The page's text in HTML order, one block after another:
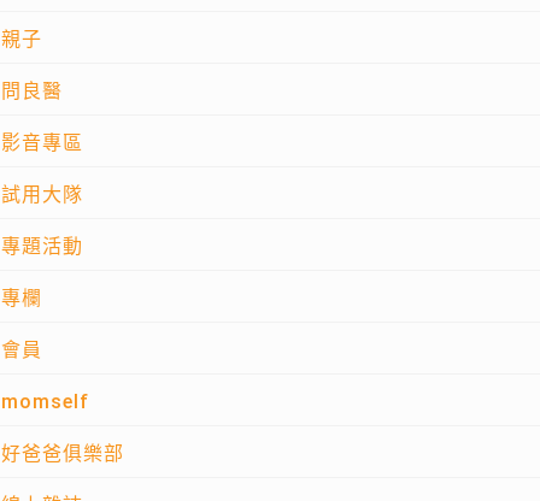
親子
問良醫
影音專區
試用大隊
專題活動
專欄
會員
momself
好爸爸俱樂部